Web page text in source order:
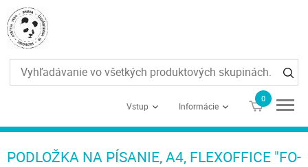
Vstup Informácie
0
€0
PODLOŽKA NA PÍSANIE, A4, FLEXOFFICE "FO-